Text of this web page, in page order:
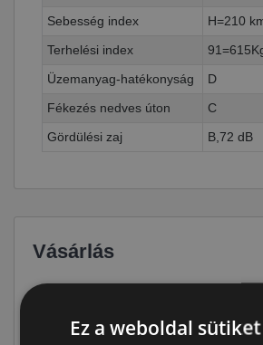
Sebesség index
H=210
Terhelési index
Üzemanyag-hatékonyság
D
Fékezés nedves úton
C
Gördülési zaj
B,72 dB
Vásárlás
Ez a weboldal